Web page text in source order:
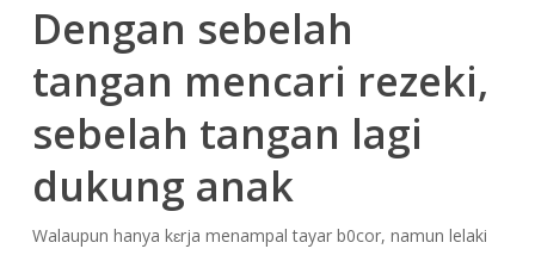
Dengan sebelah
tangan mencari rezeki,
sebelah tangan lagi
dukung anak
Walaupun hanya kɛrja menampal tayar b0cor, namun lelaki